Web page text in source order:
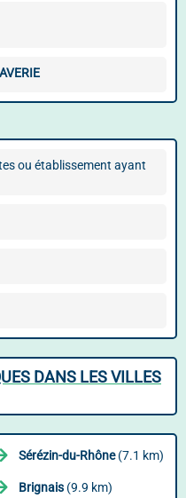
ou établissement ayant
DANS LES VILLES
Sérézin-du-Rhône(7.1 km)
Brignais (9.9 km)